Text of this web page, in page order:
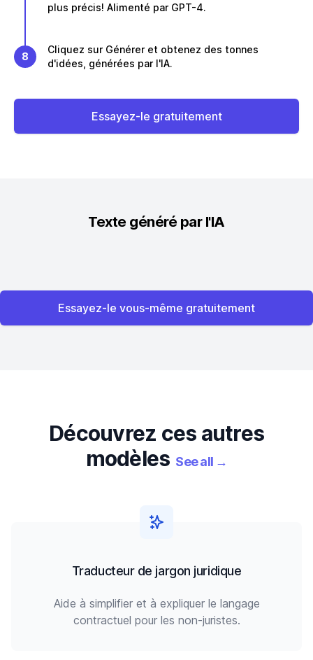
plus précis! Alimenté par GPT-4.
8
Cliquez sur Générer et obtenez des tonnes
d'idées, générées par l'IA.
Essayez-le gratuitement
Texte généré par l'IA
Essayez-le vous-même gratuitement
Découvrez ces autres
modèles See all →
Traducteur de jargon juridique
Aide à simplifier et à expliquer le langage
contractuel pour les non-juristes.